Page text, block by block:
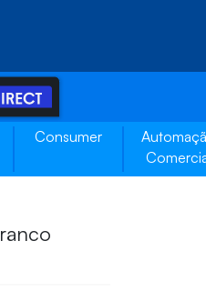
Consumer